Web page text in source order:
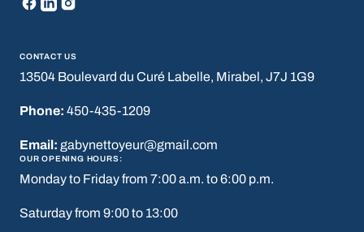
CONTACT US
13504 Boulevard du Curé Labelle, Mirabel, J7J 1G9
Phone: 450-435-1209
Email: gabynettoyeur@gmail.com
OUR OPENING HOURS:
Monday to Friday from 7:00 a.m. to 6:00 p.m.
Saturday from 9:00 to 13:00